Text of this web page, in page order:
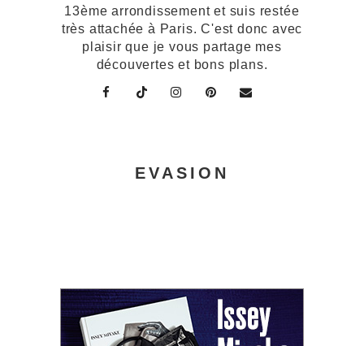
13ème arrondissement et suis restée
très attachée à Paris. C'est donc avec
plaisir que je vous partage mes
découvertes et bons plans.
EVASION